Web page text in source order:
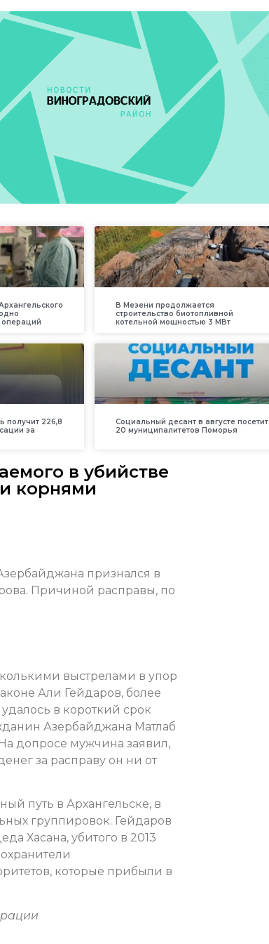
В Мезени продолжается
строительство биотопливной
котельной мощностью 3 МВт
получит 226,8
за
Социальный десант в августе посетит
20 муниципалитетов Поморья
в убийстве
корнями
признался в
Причиной расправы, по
выстрелами в упор
Али Гейдаров, более
в короткий срок
Азербайджана Матлаб
допросе мужчина заявил,
за расправу он ни от
путь в Архангельске, в
группировок. Гейдаров
Хасана, убитого в 2013
которые прибыли в